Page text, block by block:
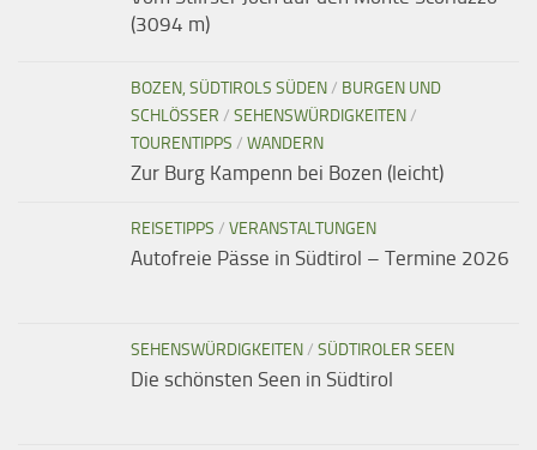
(3094 m)
BOZEN, SÜDTIROLS SÜDEN/ BURGEN UND
SCHLÖSSER / SEHENSWÜRDIGKEITEN/
TOURENTIPPS / WANDERN
Zur Burg Kampenn bei Bozen (leicht)
REISETIPPS / VERANSTALTUNGEN
Autofreie Pässe in Südtirol – Termine 2026
SEHENSWÜRDIGKEITEN/ SÜDTIROLER SEEN
Die schönsten Seen in Südtirol